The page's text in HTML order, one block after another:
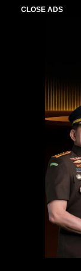
CLOSE ADS